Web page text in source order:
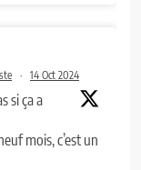
· 14 Oct 2024
si ça a
mois, c’est un